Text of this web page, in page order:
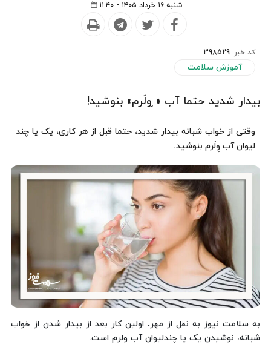
شنبه ۱۶ خرداد ۱۴۰۵ - ۱۱:۴۰
کد خبر: 398529
آموزش سلامت
بیدار شدید حتما آب « ِولَرم» بنوشید!
وقتی از خواب شبانه بیدار شدید، حتما قبل از هر کاری، یک یا چند
لیوان آب وِلَرم بنوشید.
به سلامت نیوز به نقل از مهر، اولین کار بعد از بیدار شدن از خواب
شبانه، نوشیدن یک یا چندلیوان آب ولرم است.